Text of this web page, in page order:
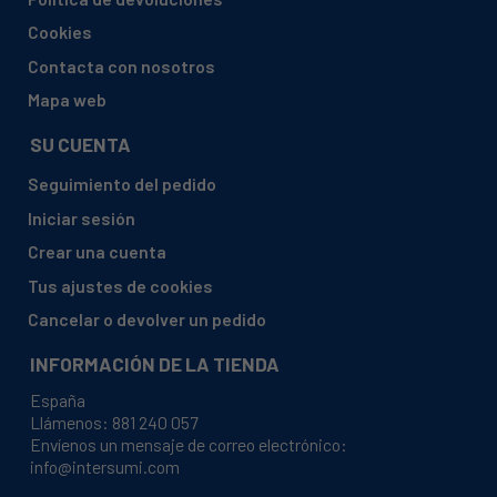
HAIER, AFL631CWE
HAIER, AFL631CX
HAIER, AFL631NW
HAIER, AFL634CW
HAIER, C2FE636CBJ(UK)
HAIER, C2FE636CBJRU
HAIER, C2FE636CCJ(UK)
HAIER, C2FE636CFJ
Cookies
Contacta con nosotros
Mapa web
SU CUENTA
Seguimiento del pedido
Iniciar sesión
Crear una cuenta
Tus ajustes de cookies
Cancelar o devolver un pedido
INFORMACIÓN DE LA TIENDA
España
Llámenos: 881 240 057
Envíenos un mensaje de correo electrónico:
info@intersumi.com